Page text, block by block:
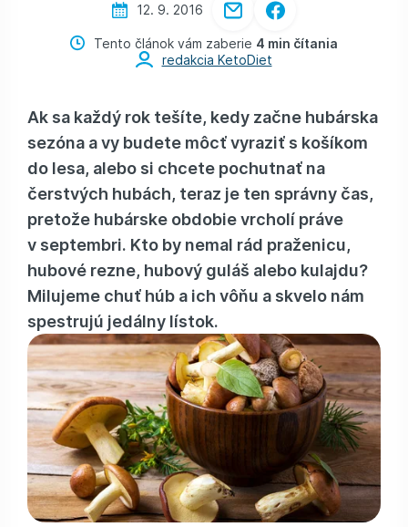
12. 9. 2016
Tento článok vám zaberie 4 min čítania
redakcia KetoDiet
Ak sa každý rok tešíte, kedy začne hubárska
sezóna a vy budete môcť vyraziť s košíkom
do lesa, alebo si chcete pochutnať na
čerstvých hubách, teraz je ten správny čas,
pretože hubárske obdobie vrcholí práve
v septembri. Kto by nemal rád praženicu,
hubové rezne, hubový guláš alebo kulajdu?
Milujeme chuť húb a ich vôňu a skvelo nám
spestrujú jedálny lístok.